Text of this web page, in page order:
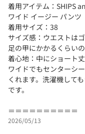
着用アイテム：SHIPS
ワイド イージー パンツ
着用サイズ：38
サイズ感：ウエストは
足の甲にかかるくらいの
着心地：中にショート
ワイドでもセンターシ
くれます。洗濯機して
です。
＝＝＝＝＝＝＝＝＝＝
2026/05/13